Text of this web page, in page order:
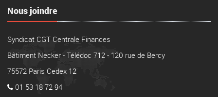
Nous joindre
Syndicat CGT Centrale Finances
Bâtiment Necker - Télédoc 712 - 120 rue de Bercy
75572 Paris Cedex 12
01 53 18 72 94